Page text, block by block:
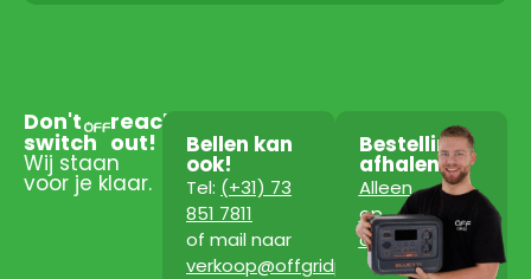
Don't
switch
reach
out!
Wij staan
voor je klaar.
Bellen kan
ook!
Tel: (+31) 73
851 7811
of mail naar
verkoop@offgridpowerstation.com
Bestelling
afhalen?
Alleen
op
afspraak!